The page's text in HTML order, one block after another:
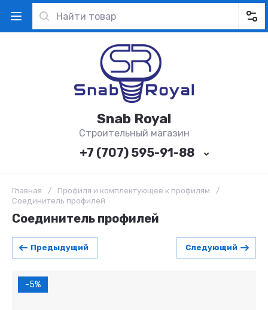
Snab Royal
Строительный магазин
+7 (707) 595-91-88
Главная / Профиля и комплектующее к профилям
/
Соединитель профилей
Соединитель профилей
Предыдущий Следующий
-5%